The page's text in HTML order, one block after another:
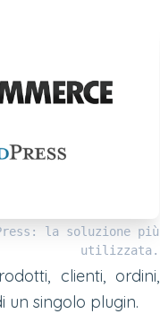
la soluzione più
utilizzata.
clienti, ordini,
un singolo plugin.